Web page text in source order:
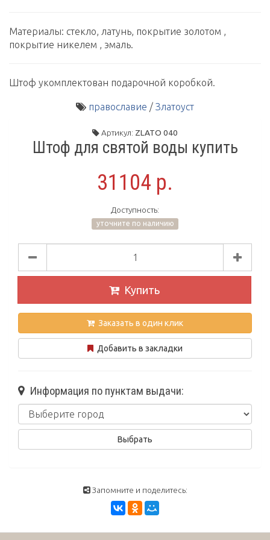
Материалы: стекло, латунь, покрытие золотом ,
покрытие никелем , эмаль.
Штоф укомплектован подарочной коробкой.
православие / Златоуст
Артикул: ZLATO 040
Штоф для святой воды купить
31104 р.
Доступность:
уточните по наличию
Купить
Заказать в один клик
Добавить в закладки
Информация по пунктам выдачи:
Запомните и поделитесь: